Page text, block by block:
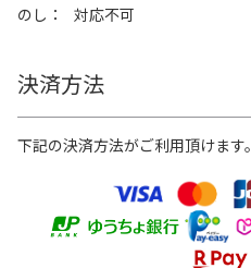
のし
対応不可
決済方法
下記の決済方法がご利用頂けます。